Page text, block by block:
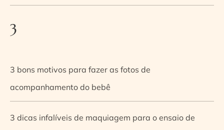
3
3 bons motivos para fazer as fotos de
acompanhamento do bebê
3 dicas infalíveis de maquiagem para o ensaio de